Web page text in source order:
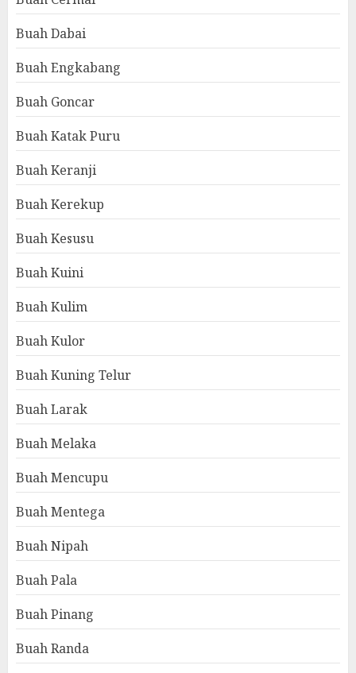
Buah Dabai
Buah Engkabang
Buah Goncar
Buah Katak Puru
Buah Keranji
Buah Kerekup
Buah Kesusu
Buah Kuini
Buah Kulim
Buah Kulor
Buah Kuning Telur
Buah Larak
Buah Melaka
Buah Mencupu
Buah Mentega
Buah Nipah
Buah Pala
Buah Pinang
Buah Randa